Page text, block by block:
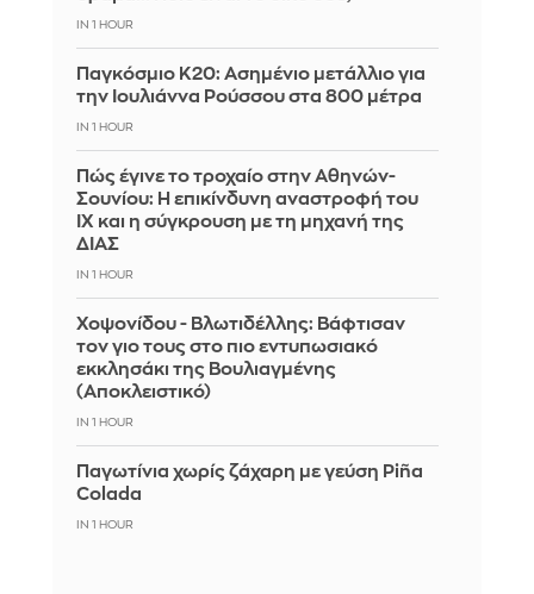
IN 1 HOUR
Παγκόσμιο Κ20: Ασημένιο μετάλλιο για
την Ιουλιάννα Ρούσσου στα 800 μέτρα
IN 1 HOUR
Πώς έγινε το τροχαίο στην Αθηνών-
Σουνίου: Η επικίνδυνη αναστροφή του
ΙΧ και η σύγκρουση με τη μηχανή της
ΔΙΑΣ
IN 1 HOUR
Χοψονίδου - Βλωτιδέλλης: Βάφτισαν
τον γιο τους στο πιο εντυπωσιακό
εκκλησάκι της Βουλιαγμένης
(Αποκλειστικό)
IN 1 HOUR
Παγωτίνια χωρίς ζάχαρη με γεύση Piña
Colada
IN 1 HOUR